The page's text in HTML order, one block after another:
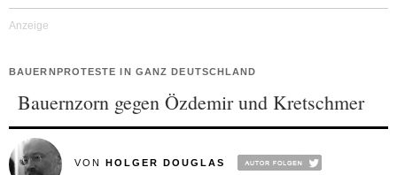
BAUERNPROTESTE IN GANZ DEUTSCHLAND
Bauernzorn gegen Özdemir und Kretschmer
VON HOLGER DOUGLAS